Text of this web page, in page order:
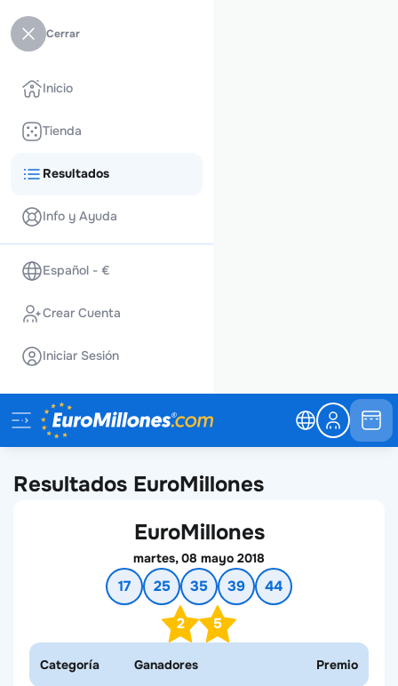
Cerrar
Inicio
Tienda
Resultados
Info y Ayuda
Español - €
Crear Cuenta
Iniciar Sesión
Resultados EuroMillones
EuroMillones
martes, 08 mayo 2018
17 25 35 39
44
2
5
Categoría Ganadores Premio